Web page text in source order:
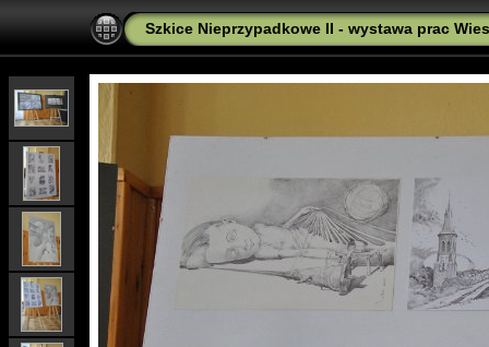
Szkice Nieprzypadkowe II - wystawa prac